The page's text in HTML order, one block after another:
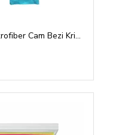
Parex Mikrofiber Cam Bezi Kristal Parlaklığı